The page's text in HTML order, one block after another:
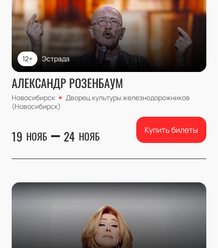
Эстрада
12+
АЛЕКСАНДР РОЗЕНБАУМ
Новосибирск
Дворец культуры железнодорожников
(Новосибирск)
19 НОЯБ 24 НОЯБ Купить билеты